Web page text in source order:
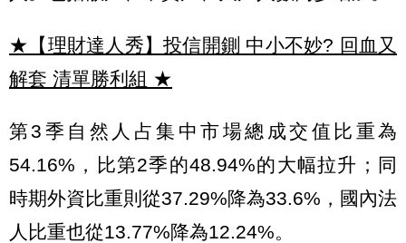
★【理財達人秀】投信開鍘 中小不妙? 回血又
解套 清單勝利組 ★
第3季自然人占集中市場總成交值比重為
54.16%，比第2季的48.94%的大幅拉升；同
時期外資比重則從37.29%降為33.6%，國內法
人比重也從13.77%降為12.24%。